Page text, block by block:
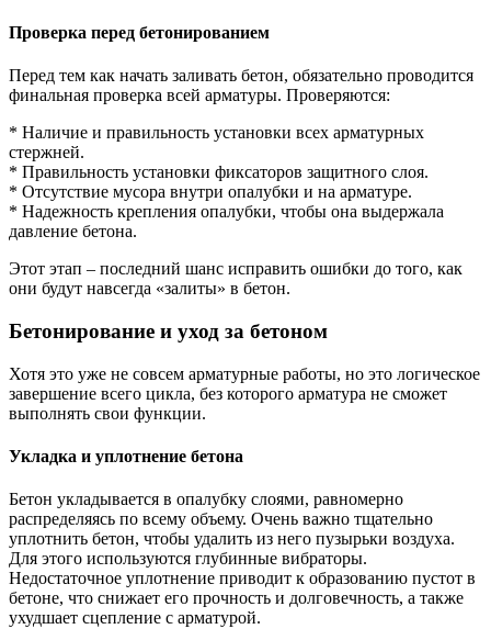
Проверка перед бетонированием
Перед тем как начать заливать бетон, обязательно проводится
финальная проверка всей арматуры. Проверяются:
* Наличие и правильность установки всех арматурных
стержней.
* Правильность установки фиксаторов защитного слоя.
* Отсутствие мусора внутри опалубки и на арматуре.
* Надежность крепления опалубки, чтобы она выдержала
давление бетона.
Этот этап – последний шанс исправить ошибки до того, как
они будут навсегда «залиты» в бетон.
Бетонирование и уход за бетоном
Хотя это уже не совсем арматурные работы, но это логическое
завершение всего цикла, без которого арматура не сможет
выполнять свои функции.
Укладка и уплотнение бетона
Бетон укладывается в опалубку слоями, равномерно
распределяясь по всему объему. Очень важно тщательно
уплотнить бетон, чтобы удалить из него пузырьки воздуха.
Для этого используются глубинные вибраторы.
Недостаточное уплотнение приводит к образованию пустот в
бетоне, что снижает его прочность и долговечность, а также
ухудшает сцепление с арматурой.